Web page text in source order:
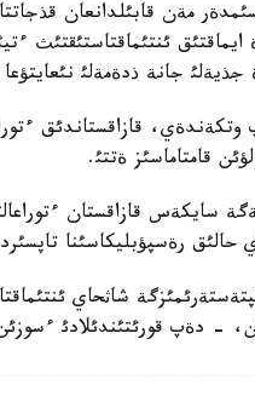
مةن قابئلدانعان
ايماقتئق ئنتئماقتاستئقتئث
جانة ذدةمةلئ
وتكةندةي، قازاقستاندئق
قامتاماسئز ةتتئ.
سايكةس قازاقستان
حالئق رةسپؤبليكاسئنا
شاثحاي
- دةپ قورئتئندئلادئ